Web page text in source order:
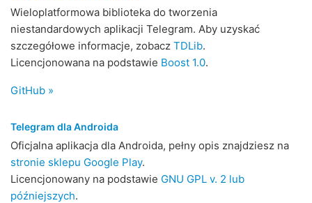
Wieloplatformowa biblioteka do tworzenia
niestandardowych aplikacji Telegram. Aby uzyskać
szczegółowe informacje, zobacz TDLib.
Licencjonowana na podstawie Boost 1.0.
GitHub »
Telegram dla Androida
Oficjalna aplikacja dla Androida, pełny opis znajdziesz na
stronie sklepu Google Play.
Licencjonowany na podstawie GNU GPL v. 2 lub
późniejszych.